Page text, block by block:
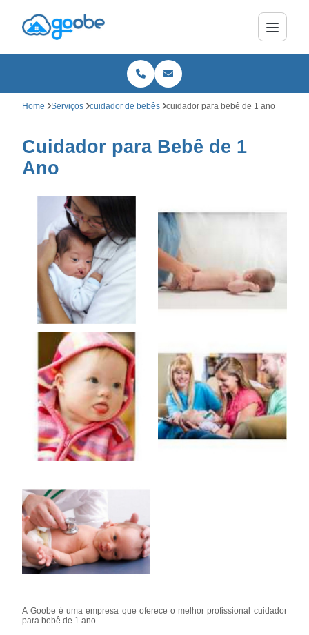
Home Serviços cuidador de bebês cuidador para bebê de 1 ano
Cuidador para Bebê de 1
Ano
A Goobe é uma empresa que oferece o melhor profissional cuidador
para bebê de 1 ano.